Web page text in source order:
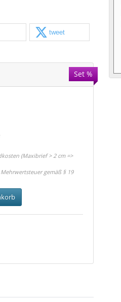
tweet
Set %
(Maxibrief > 2 cm =>
gemäß § 19